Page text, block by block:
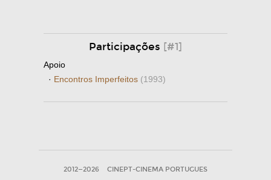
Participações [#1]
Apoio
· Encontros Imperfeitos (1993)
2012—2026 CINEPT-CINEMA PORTUGUES